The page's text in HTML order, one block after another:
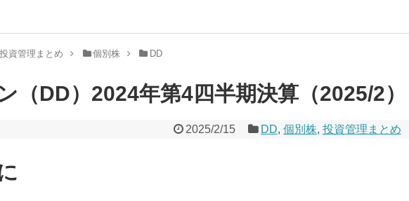
投資管理まとめ 個別株 DD
（DD）2024年第4四半期決算（2025/2）
2025/2/15 DD, 個別株, 投資管理まとめ